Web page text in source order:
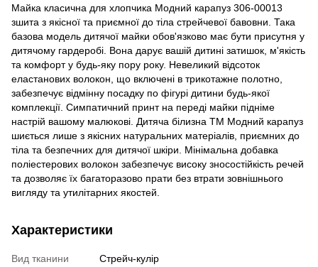
Майка класична для хлопчика Модний карапуз 306-00013
зшита з якісної та приємної до тіла стрейчевої бавовни. Така
базова модель дитячої майки обов'язково має бути присутня у
дитячому гардеробі. Вона дарує вашій дитині затишок, м'якість
та комфорт у будь-яку пору року. Невеликий відсоток
еластанових волокон, що включені в трикотажне полотно,
забезпечує відмінну посадку по фігурі дитини будь-якої
комплекції. Симпатичний принт на переді майки підніме
настрій вашому малюкові. Дитяча білизна ТМ Модний карапуз
шиється лише з якісних натуральних матеріалів, приємних до
тіла та безпечних для дитячої шкіри. Мінімальна добавка
поліестерових волокон забезпечує високу зносостійкість речей
та дозволяє їх багаторазово прати без втрати зовнішнього
вигляду та утилітарних якостей.
Характеристики
Вид тканини
Стрейч-кулір